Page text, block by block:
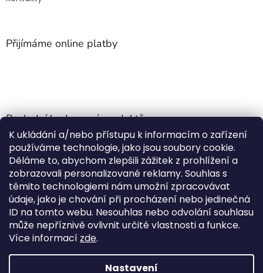
K ukládání a/nebo přístupu k informacím o zařízení
používáme technologie, jako jsou soubory cookie.
Děláme to, abychom zlepšili zážitek z prohlížení a
zobrazovali personalizované reklamy. Souhlas s
těmito technologiemi nám umožní zpracovávat
údaje, jako je chování při procházení nebo jedinečná
ID na tomto webu. Nesouhlas nebo odvolání souhlasu
může nepříznivě ovlivnit určité vlastnosti a funkce.
Více informací zde.
Nastavení
Přijímáme online platby
Poslední hodnocení produktů
Jehla do nádrže k nezávislému topení
Hodnocení produktu je 5 z 5 hvězdiček.
| Martin Nevrlý
ano
Kempingové skládací křeslo Front Runner Expander Chair
Hodnocení produktu je 5 z 5 hvězdiček.
|